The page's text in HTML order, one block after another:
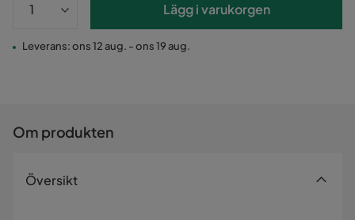
Lägg i varukorgen
Leverans: ons 12 aug. - ons 19 aug.
Om produkten
Översikt